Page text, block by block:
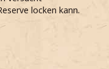
locken kann.